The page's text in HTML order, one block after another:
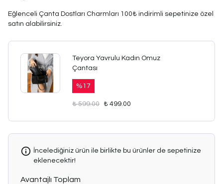
Eğlenceli Çanta Dostları Charmları 100₺ indirimli sepetinize özel
satın alabilirsiniz.
Teyora Yavrulu Kadın Omuz
Çantası
% 17
₺ 599.00 ₺ 499.00
İncelediğiniz ürün ile birlikte bu ürünler de sepetinize
eklenecektir!
Avantajlı Toplam